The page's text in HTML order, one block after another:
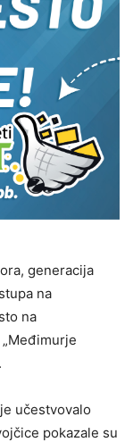
generacija
na
na
učestvovalo
pokazale su